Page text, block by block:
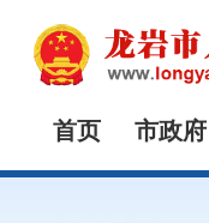
首页 市政府